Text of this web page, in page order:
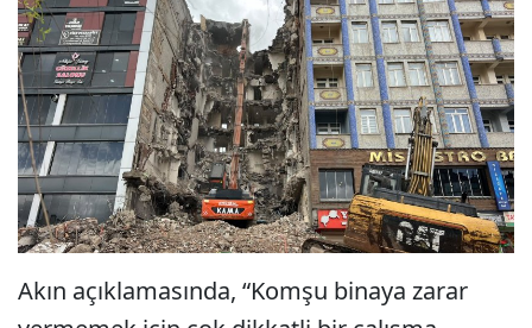
Akın açıklamasında, “Komşu binaya zarar